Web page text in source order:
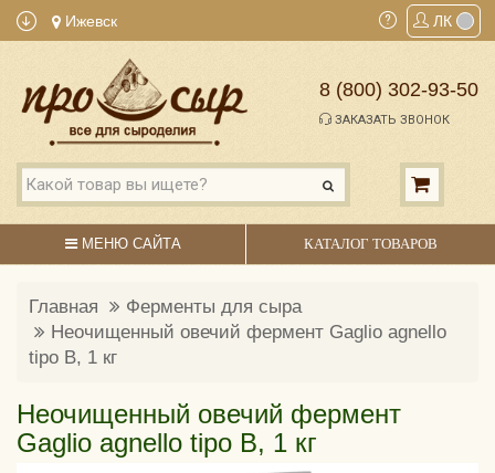
Ижевск ЛК
8 (800) 302-93-50
ЗАКАЗАТЬ ЗВОНОК
МЕНЮ САЙТА КАТАЛОГ ТОВАРОВ
Главная
Ферменты для сыра
Неочищенный овечий фермент Gaglio agnello
tipo B, 1 кг
Неочищенный овечий фермент
Gaglio agnello tipo B, 1 кг